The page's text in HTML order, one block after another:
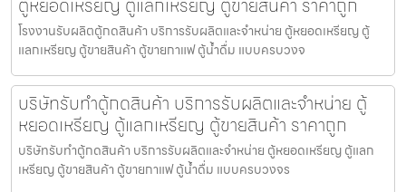
โรงงานรับผลิตตู้กดสินค้า บริการรับผลิตและจำหน่าย ตู้หยอดเหรียญ ตู้
แลกเหรียญ ตู้ขายสินค้า ตู้ขายกาแฟ ตู้น้ำดื่ม แบบครบวงจ
บริษัทรับทำตู้กดสินค้า บริการรับผลิตและจำหน่าย ตู้
หยอดเหรียญ ตู้แลกเหรียญ ตู้ขายสินค้า ราคาถูก
บริษัทรับทำตู้กดสินค้า บริการรับผลิตและจำหน่าย ตู้หยอดเหรียญ ตู้แลก
เหรียญ ตู้ขายสินค้า ตู้ขายกาแฟ ตู้น้ำดื่ม แบบครบวงจร